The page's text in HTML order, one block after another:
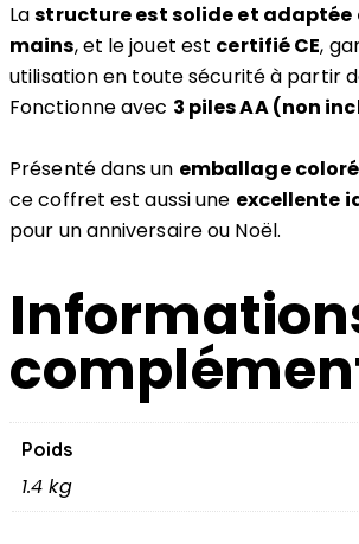
Lastructure est solide et adaptée
mains, et le jouet est certifié CE,
utilisation en toute sécurité à partir
Fonctionne avec 3 piles AA (non
Présenté dans un emballage
ce coffret est aussi une excellente
pour un anniversaire ou Noël.
Poids
1.4 kg